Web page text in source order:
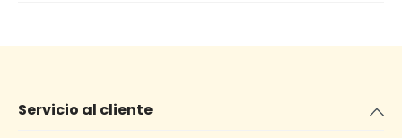
Servicio al cliente